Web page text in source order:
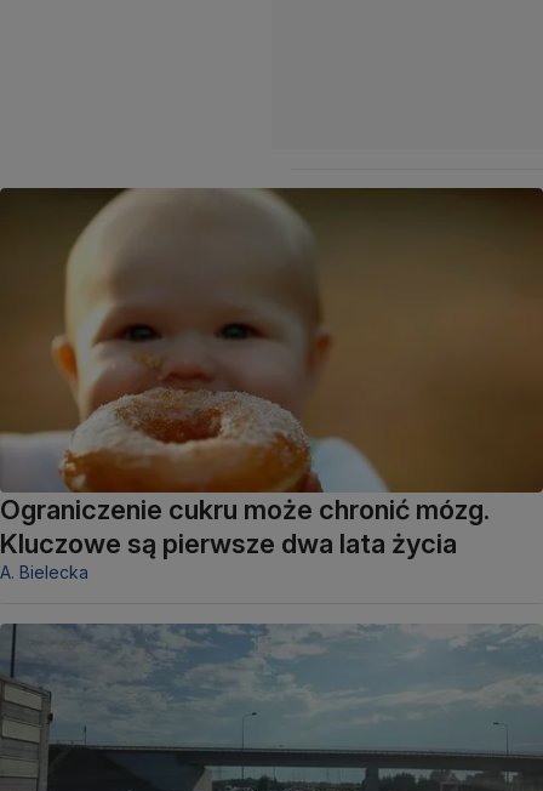
Ograniczenie cukru może chronić mózg.
Kluczowe są pierwsze dwa lata życia
A. Bielecka